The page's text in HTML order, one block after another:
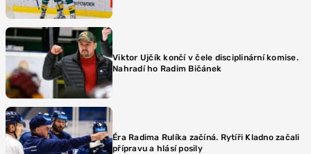
Viktor Ujčík končí v čele disciplinární komise.
Nahradí ho Radim Bičánek
Éra Radima Rulíka začíná. Rytíři Kladno začali
přípravu a hlásí posily